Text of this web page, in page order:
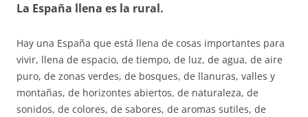
La España llena es la rural.
Hay una España que está llena de cosas importantes para
vivir, llena de espacio, de tiempo, de luz, de agua, de aire
puro, de zonas verdes, de bosques, de llanuras, valles y
montañas, de horizontes abiertos, de naturaleza, de
sonidos, de colores, de sabores, de aromas sutiles, de